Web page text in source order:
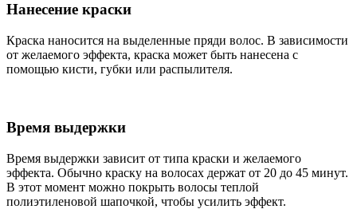
Нанесение краски
Краска наносится на выделенные пряди волос. В зависимости
от желаемого эффекта, краска может быть нанесена с
помощью кисти, губки или распылителя.
Время выдержки
Время выдержки зависит от типа краски и желаемого
эффекта. Обычно краску на волосах держат от 20 до 45 минут.
В этот момент можно покрыть волосы теплой
полиэтиленовой шапочкой, чтобы усилить эффект.